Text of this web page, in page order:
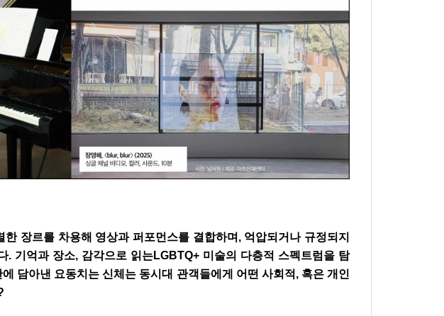
장르를 차용해 영상과 퍼포먼스를 결합하며, 억압되거나 규정되지
. 기억과 장소, 감각으로 읽는LGBTQ+ 미술의 다층적 스펙트럼을 탐
담아낸 요동치는 신체는 동시대 관객들에게 어떤 사회적, 혹은 개인